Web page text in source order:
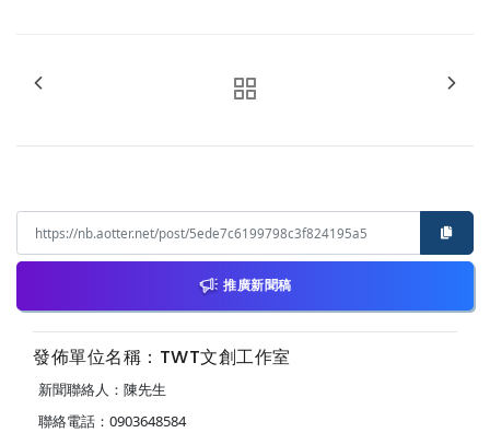
推廣新聞稿
發佈單位名稱：TWT文創工作室
新聞聯絡人：陳先生
聯絡電話：0903648584